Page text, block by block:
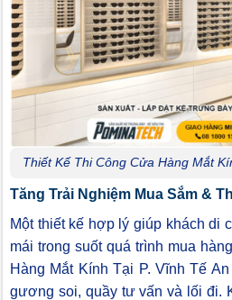
Thiết Kế Thi Công Cửa Hàng Mắt
Tăng Trải Nghiệm Mua Sắm &
Một thiết kế hợp lý giúp khách di
mái trong suốt quá trình mua
Hàng Mắt Kính Tại P. Vĩnh Tế
gương soi, quầy tư vấn và lối đi.